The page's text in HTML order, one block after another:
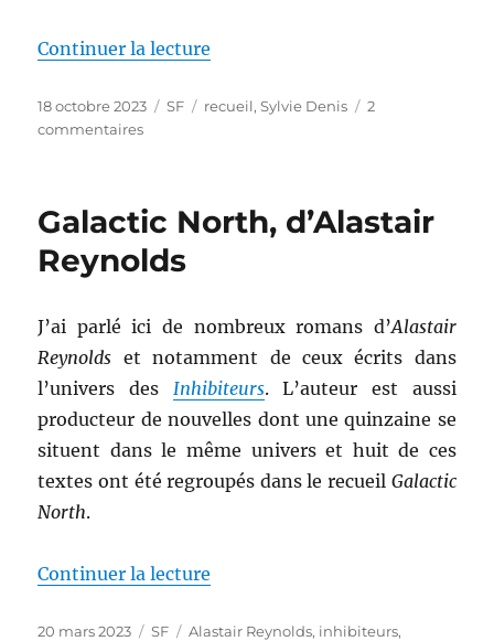
Continuer la lecture
Publié
le
18 octobre 2023 Catégories
SF Étiquettes
recueil,Sylvie Denis
2
commentairessur
Sylvie
Galactic North, d’Alastair
Reynolds
J’ai parlé ici de nombreux romans d’Alastair
Reynolds et notamment de ceux écrits dans
l’univers des Inhibiteurs. L’auteur est aussi
producteur de nouvelles dont une quinzaine se
situent dans le même univers et huit de ces
textes ont été regroupés dans le recueil Galactic
North.
Continuer la lecture
Publié
20 mars 2023 Catégories
SF Étiquettes
Alastair Reynolds, inhibiteurs,